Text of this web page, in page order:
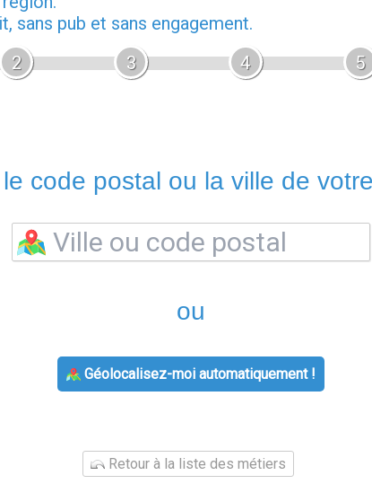
sans pub et sans engagement.
2 3 4 5
code postal ou la ville de
ou
Géolocalisez-moi automatiquement !
Retour à la liste des métiers